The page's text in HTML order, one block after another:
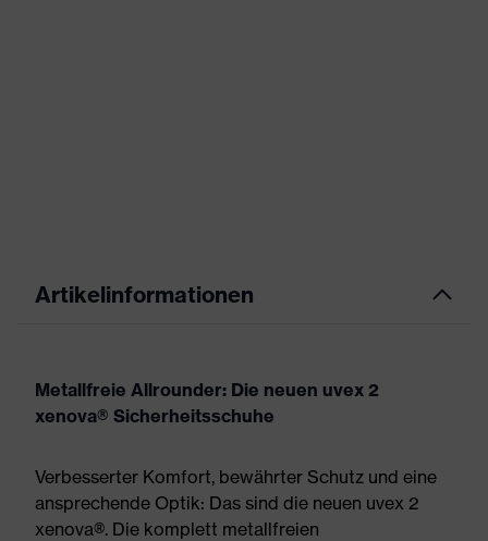
Artikelinformationen
Metallfreie Allrounder: Die neuen uvex 2
xenova® Sicherheitsschuhe
Verbesserter Komfort, bewährter Schutz und eine
ansprechende Optik: Das sind die neuen uvex 2
xenova®. Die komplett metallfreien